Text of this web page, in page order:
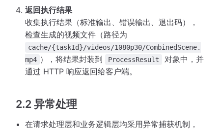
返回执行结果
收集执行结果（标准输出、错误输出、退出码），
检查生成的视频文件（路径为
cache/{taskId}/videos/1080p30/CombinedScene.
mp4 ），将结果封装到 ProcessResult
对象中，并
通过 HTTP 响应返回给客户端。
2.2 异常处理
在请求处理层和业务逻辑层均采用异常捕获机制，